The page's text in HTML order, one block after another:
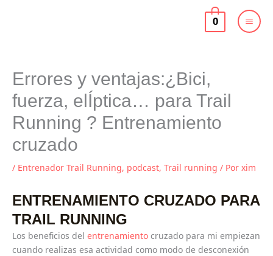
0
Errores y ventajas:¿Bici,
fuerza, elÍptica… para Trail
Running ? Entrenamiento
cruzado
/ Entrenador Trail Running, podcast, Trail running / Por xim
ENTRENAMIENTO CRUZADO PARA
TRAIL RUNNING
Los beneficios del entrenamiento cruzado para mi empiezan
cuando realizas esa actividad como modo de desconexión